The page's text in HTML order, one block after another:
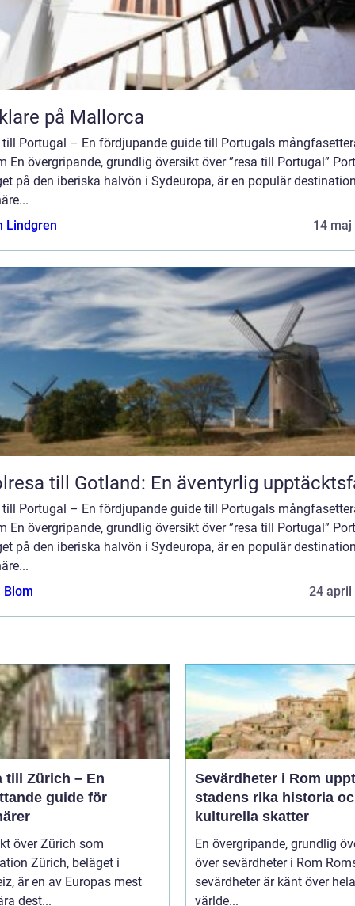
på Mallorca
till Portugal – En fördjupande guide till Portugals
En övergripande, grundlig översikt över ”resa till Portugal”
på den iberiska halvön i Sydeuropa, är en populär
Lindgren
14 maj
till Gotland: En äventyrlig
till Portugal – En fördjupande guide till Portugals
En övergripande, grundlig översikt över ”resa till Portugal”
på den iberiska halvön i Sydeuropa, är en populär
Blom
24 april
till Zürich – En
guide för
över Zürich som
beläget i
är en av Europas mest
dest...
Sevärdheter i Rom upptäck
stadens rika historia
kulturella skatter
En övergripande, grundlig
över sevärdheter i Rom Roms
sevärdheter är känt över hela
världe...